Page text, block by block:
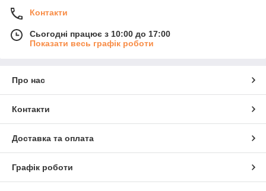
Контакти
Сьогодні працює з 10:00 до 17:00
Показати весь графік роботи
Про нас
Контакти
Доставка та оплата
Графік роботи